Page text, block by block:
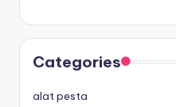
Categories
alat pesta